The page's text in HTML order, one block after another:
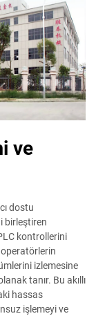
ve
dostu
birleştiren
kontrollerini
izlemesine
tanır. Bu akıllı
hassas
işlemeyi ve